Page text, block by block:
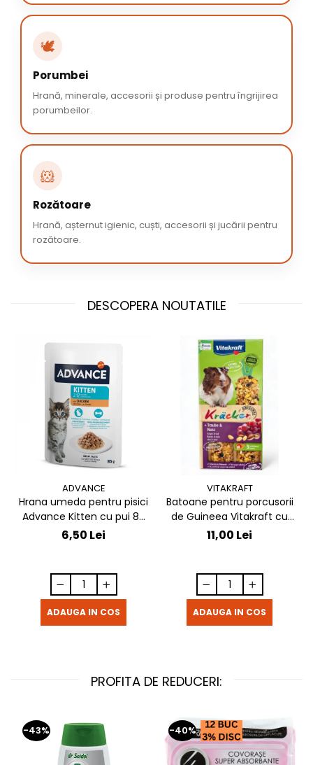
🕊️
Porumbei
Hrană, minerale, accesorii și produse pentru îngrijirea
porumbeilor.
🐹
Rozătoare
Hrană, așternut igienic, cuști, accesorii și jucării pentru
rozătoare.
DESCOPERA NOUTATILE
ADVANCE
Hrana umeda pentru pisici
Advance Kitten cu pui 85
gr
6,50 Lei
ADAUGA IN COS
VITAKRAFT
Batoane pentru porcusorii
de Guineea Vitakraft cu
struguri & nuci 2 buc
11,00 Lei
ADAUGA IN COS
PROFITA DE REDUCERI:
-43% -40%